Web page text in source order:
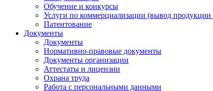
Обучение и конкурсы
Услуги по коммерциализации (вывод
Патентование
Документы
Документы
Нормативно-правовые документы
Документы организации
Аттестаты и лицензии
Охрана труда
Работа с персональными данными